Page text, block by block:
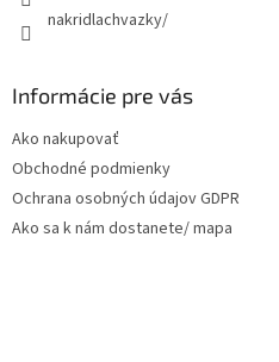
nakridlachvazky/
Informácie pre vás
Ako nakupovať
Obchodné podmienky
Ochrana osobných údajov GDPR
Ako sa k nám dostanete/ mapa